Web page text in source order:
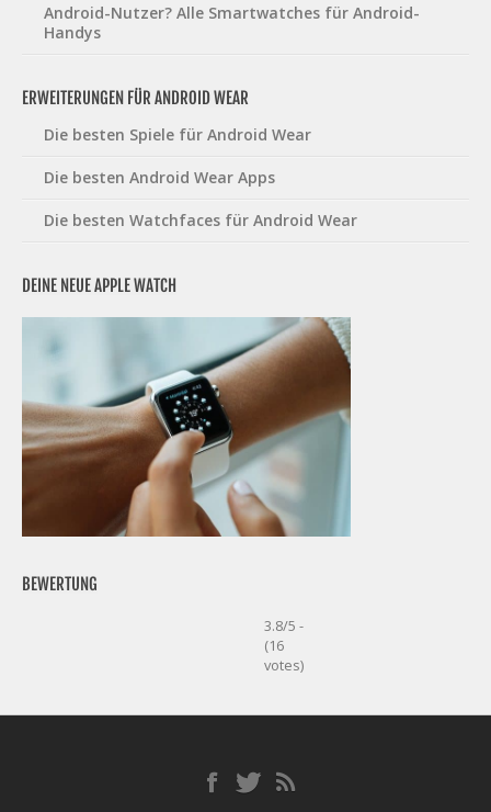
Android-Nutzer? Alle Smartwatches für Android-
Handys
ERWEITERUNGEN FÜR ANDROID WEAR
Die besten Spiele für Android Wear
Die besten Android Wear Apps
Die besten Watchfaces für Android Wear
DEINE NEUE APPLE WATCH
BEWERTUNG
3.8/5 -
(16
votes)